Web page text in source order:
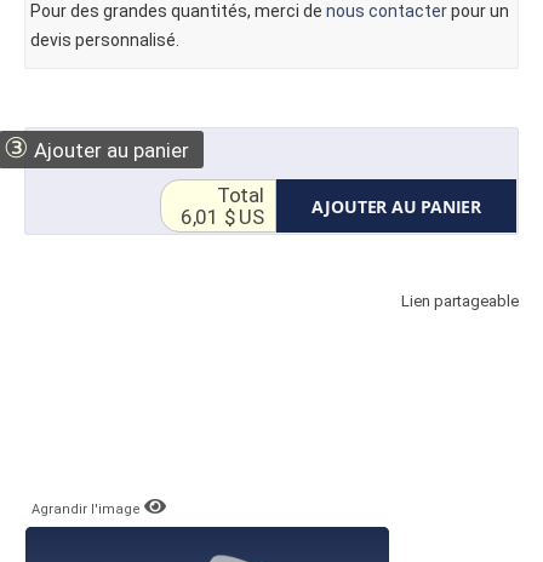
Pour des grandes quantités, merci de nous contacterpour un
devis personnalisé.
③ Ajouter au panier
AJOUTER AU PANIER
Total
6,01 $ US
Lien partageable
Agrandir l'image